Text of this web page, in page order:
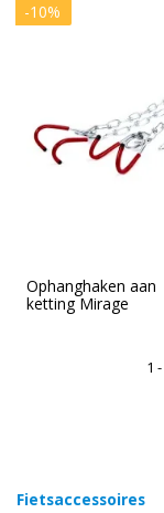
-10%
Ophanghaken aan
ketting Mirage
1
Fietsaccessoires